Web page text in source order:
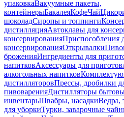
упаковкаВакуумные пакеты,
контейнерыБакалеяКофеЧай
шоколадСиропы и топпинги
дистилляцияАвтоклавы для
консервированияПриспособления
консервированияОткрывалки
броженияИнгредиенты для
напитковАксессуары для
алкогольных напитков
дистилляторовПрессы, дробилки
пивоваренияДистилляторы
инвентарьШвабры, насадкиВедра,
для уборкиТурки, заварочные